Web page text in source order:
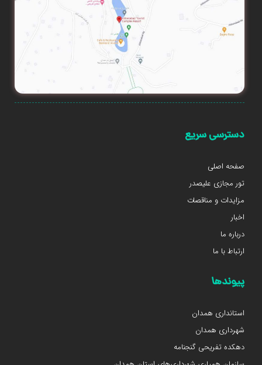
دسترسی سریع
صفحه اصلی
تور مجازی علیصدر
مزایدات و مناقصات
اخبار
درباره ما
ارتباط با ما
پیوندها
استانداری همدان
شهرداری همدان
دهکده تفریحی گنجنامه